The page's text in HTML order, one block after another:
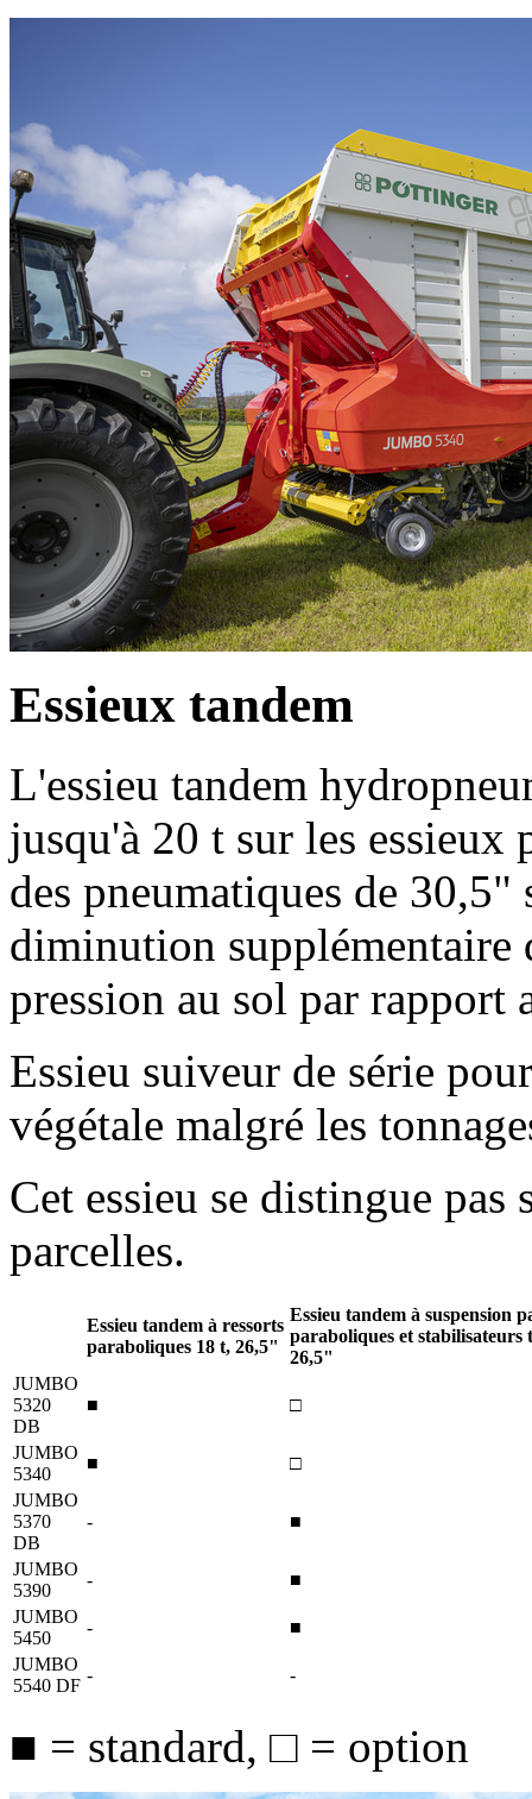
Essieux tandem
L'essieu tandem
jusqu'à 20 t sur les
des pneumatiques de
diminution supplémentaire
pression au sol par rapport
Essieu suiveur de série
végétale malgré les
Cet essieu se distingue
parcelles.
Essieu tandem à ressorts
paraboliques 18 t, 26,5"
Essieu tandem à suspension
paraboliques et
26,5"
JUMBO
5320
DB
■ □
JUMBO
5340
■
□
JUMBO
5370
DB
- ■
JUMBO
5390
-
■
JUMBO
5450
-
■
JUMBO
5540 DF
- -
■ = standard, □ = option